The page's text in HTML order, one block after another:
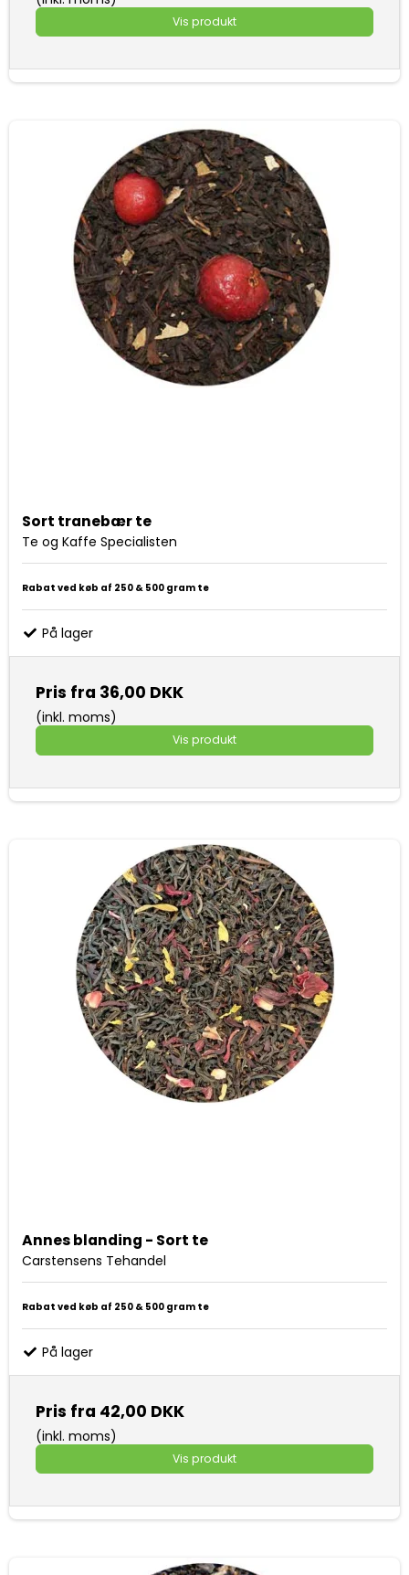
Vis produkt
Sort tranebær te
Te og Kaffe Specialisten
Rabat ved køb af 250 & 500 gram te
På lager
Pris fra 36,00 DKK
(inkl. moms)
Vis produkt
Annes blanding - Sort te
Carstensens Tehandel
Rabat ved køb af 250 & 500 gram te
På lager
Pris fra 42,00 DKK
(inkl. moms)
Vis produkt